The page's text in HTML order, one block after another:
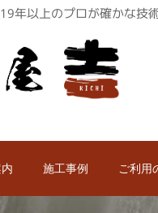
年以上のプロが確かな技
施工事例 ご利用